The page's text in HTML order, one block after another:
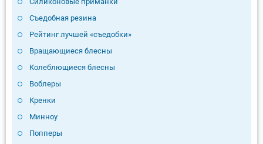
Съедобная резина
Рейтинг лучшей «съедобки»
Вращающиеся блесны
Колеблющиеся блесны
Воблеры
Кренки
Минноу
Попперы